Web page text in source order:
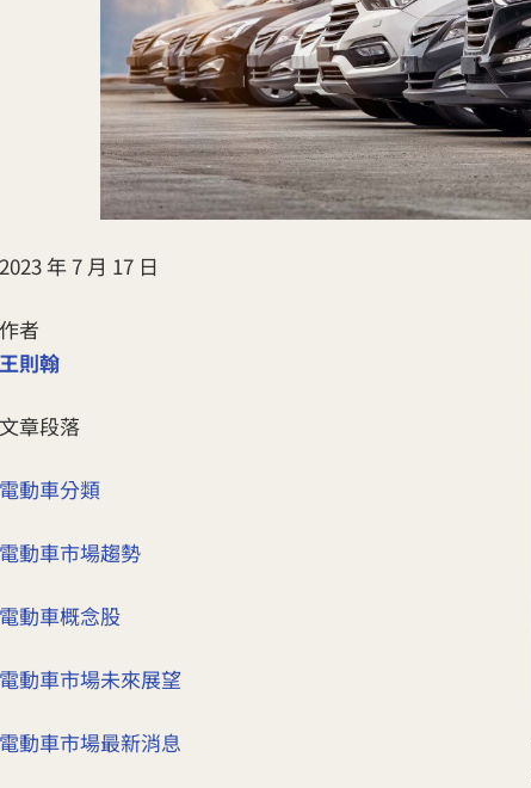
年 7 月 17 日
者
則翰
章段落
動車分類
動車市場趨勢
動車概念股
動車市場未來展望
動車市場最新消息